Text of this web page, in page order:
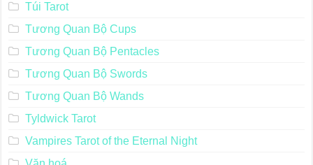
Túi Tarot
Tương Quan Bộ Cups
Tương Quan Bộ Pentacles
Tương Quan Bộ Swords
Tương Quan Bộ Wands
Tyldwick Tarot
Vampires Tarot of the Eternal Night